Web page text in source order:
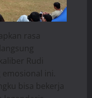
rasa
Rudi
ini.
bisa bekerja